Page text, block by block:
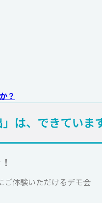
？
体験いただけるデモ会